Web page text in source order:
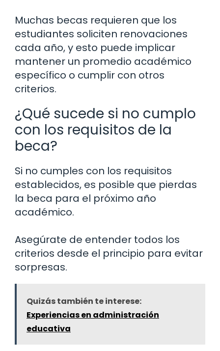
Muchas becas requieren que los
estudiantes soliciten renovaciones
cada año, y esto puede implicar
mantener un promedio académico
específico o cumplir con otros
criterios.
¿Qué sucede si no cumplo
con los requisitos de la
beca?
Si no cumples con los requisitos
establecidos, es posible que pierdas
la beca para el próximo año
académico.
Asegúrate de entender todos los
criterios desde el principio para evitar
sorpresas.
Quizás también te interese:
Experiencias en administración
educativa